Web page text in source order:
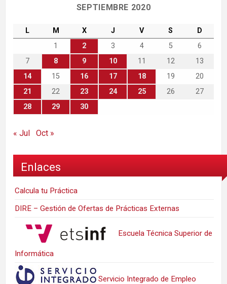
SEPTIEMBRE 2020
L M X J V S
D
1
2 3 4 5
6
7
8 9 10 11 12
13
14
15 16 17 18 19
20
21
22 23 24 25 26
27
28
29 30
« Jul Oct »
Enlaces
Calcula tu Práctica
DIRE – Gestión de Ofertas de Prácticas Externas
Escuela Técnica Superior de
Informática
Servicio Integrado de Empleo